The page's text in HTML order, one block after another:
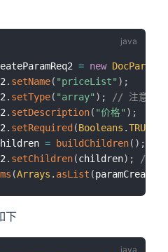
= new
. setName( "priceList" ) ;
. setType( "array" ) ;
// 注意这
. setDescription( "价格" ) ;
. setRequired (Booleans .TRUE
= buildChildren( ) ;
. setChildren(children) ;
// 设
(Arrays . asList (
下